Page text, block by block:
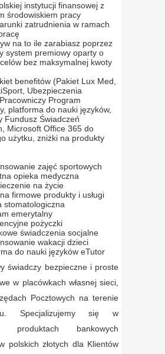
instytucji finansowej z
środowiskiem pracy
zatrudnienia w ramach
na to ile zarabiasz poprzez
system premiowy oparty o
bez maksymalnej kwoty
benefitów (Pakiet Lux Med,
Ubezpieczenia
Program
platforma do nauki języków,
Fundusz Świadczeń
Microsoft Office 365 do
użytku, zniżki na produkty
zajęć sportowych
opieka medyczna
na życie
firmowe produkty i usługi
stomatologiczna
emerytalny
pożyczki
świadczenia socjalne
wakacji dzieci
do nauki języków eTutor
świadczy bezpieczne i proste
w placówkach własnej sieci,
Pocztowych na terenie
Specjalizujemy się w
produktach bankowych
polskich złotych dla Klientów